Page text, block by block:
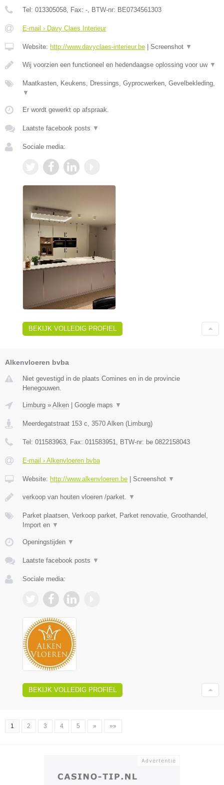
Tel: 013305058, Fax: -, BTW-nr: BE0734561303
E-mail › Davy Claes Interieur
Website: http://www.davyclaes-interieur.be Screenshot ▼
Wij voorzien een functioneel en hedendaagse oplossing voor uw ▼
Maatkasten, Keukens, Dressings, Gyprocwerken, Gevelbekleding,
▼
Er wordt gewerkt op afspraak.
Laatste facebook posts ▼
Sociale media:
BEKIJK VOLLEDIG PROFIEL
Alkenvloeren bvba
Niet gevestigd in de plaats Comines en in de provincie
Henegouwen.
Limburg » Alken Google maps ▼
Meerdegatstraat 153 c 3570 Alken ( Limburg)
Tel: 011583963 , Fax: 011583951 , BTW-nr: be 0822158043
E-mail › Alkenvloeren bvba
Website: http://www.alkenvloeren.be Screenshot ▼
verkoop van houten vloeren /parket. ▼
Parket plaatsen, Verkoop parket, Parket renovatie, Groothandel,
Import en ▼
Openingstijden ▼
Laatste facebook posts ▼
Sociale media:
BEKIJK VOLLEDIG PROFIEL
1 2 3 4 5 » »»